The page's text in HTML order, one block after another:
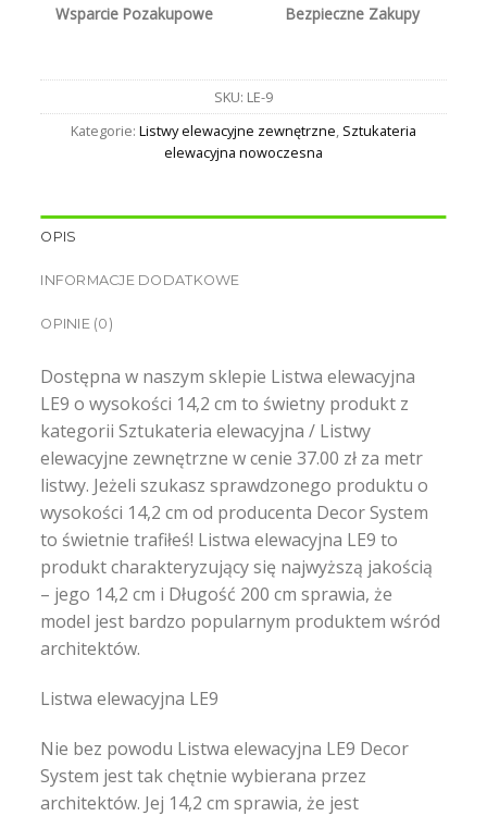
Wsparcie Pozakupowe Bezpieczne Zakupy
SKU: LE-9
Kategorie: Listwy elewacyjne zewnętrzne, Sztukateria
elewacyjna nowoczesna
OPIS
INFORMACJE DODATKOWE
OPINIE (0)
Dostępna w naszym sklepie Listwa elewacyjna
LE9 o wysokości 14,2 cm to świetny produkt z
kategorii Sztukateria elewacyjna / Listwy
elewacyjne zewnętrzne w cenie 37.00 zł za metr
listwy. Jeżeli szukasz sprawdzonego produktu o
wysokości 14,2 cm od producenta Decor System
to świetnie trafiłeś! Listwa elewacyjna LE9 to
produkt charakteryzujący się najwyższą jakością
– jego 14,2 cm i Długość 200 cm sprawia, że
model jest bardzo popularnym produktem wśród
architektów.
Listwa elewacyjna LE9
Nie bez powodu Listwa elewacyjna LE9 Decor
System jest tak chętnie wybierana przez
architektów. Jej 14,2 cm sprawia, że jest